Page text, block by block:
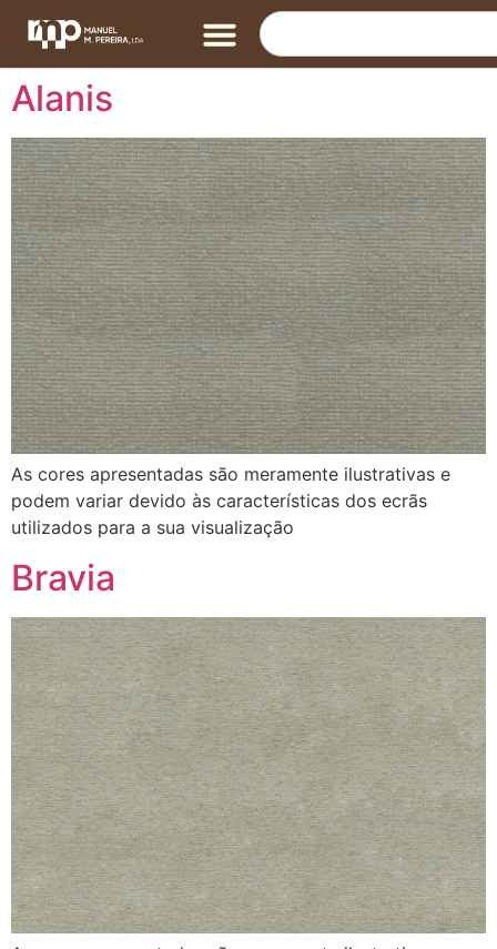
Alanis
As cores apresentadas são meramente ilustrativas e
podem variar devido às características dos ecrãs
utilizados para a sua visualização
Bravia